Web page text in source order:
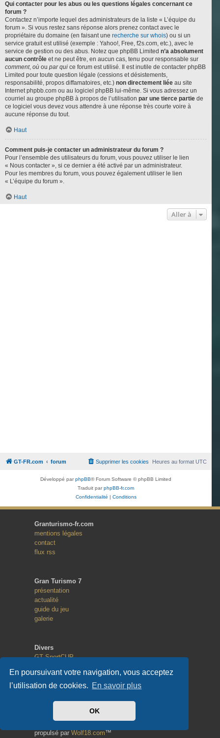
En poursuivant votre navigation, vous acceptez
l’utilisation de cookies. En savoir plus
OK
Qui contacter pour les abus ou les questions légales concernant ce
forum ?
Contactez n’importe lequel des administrateurs de la liste « L’équipe du
forum ». Si vous restez sans réponse alors prenez contact avec le
propriétaire du domaine (en faisant une recherche sur whois) ou si un
service gratuit est utilisé (exemple : Yahoo!, Free, f2s.com, etc.), avec le
service de gestion ou des abus. Notez que phpBB Limited n’a absolument
aucun contrôle et ne peut être, en aucun cas, tenu pour responsable sur
comment, où ou par qui ce forum est utilisé. Il est inutile de contacter phpBB
Limited pour toute question légale (cessions et désistements,
responsabilité, propos diffamatoires, etc.) non directement liée au site
Internet phpbb.com ou au logiciel phpBB lui-même. Si vous adressez un
courriel au groupe phpBB à propos de l’utilisation par une tierce partie de
ce logiciel vous devez vous attendre à une réponse très courte voire à
aucune réponse du tout.
Haut
Comment puis-je contacter un administrateur du forum ?
Pour l’ensemble des utilisateurs du forum, vous pouvez utiliser le lien
« Nous contacter », si ce dernier a été activé par un administrateur.
Pour les membres du forum, vous pouvez également utiliser le lien
« L’équipe du forum ».
Haut
Aller à
GT-FR.com forum Heures au formatUTC
Supprimer les cookies
Développé parphpBB® Forum Software © phpBB Limited
Traduit parphpBB-fr.com
Confidentialité
Conditions
Granturismo-fr.com
mentions légales
contact
flux rss
Gran Turismo 7
présentation
actualité
guide du jeu
galerie
Divers
GT SportCUP
Random Race
Copyright
propulsé par Wolf18.com™